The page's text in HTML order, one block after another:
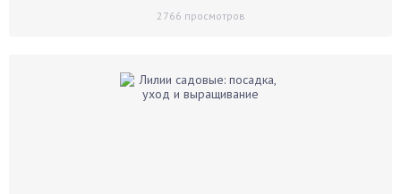
2766 просмотров